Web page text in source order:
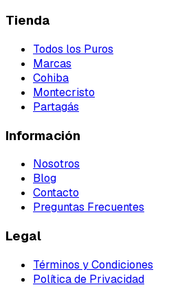
Tienda
Todos los Puros
Marcas
Cohiba
Montecristo
Partagás
Información
Nosotros
Blog
Contacto
Preguntas Frecuentes
Legal
Términos y Condiciones
Política de Privacidad